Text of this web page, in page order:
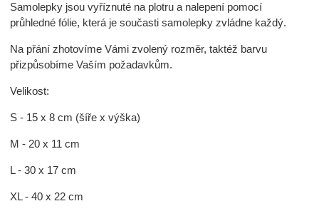
Samolepky jsou vyříznuté na plotru a nalepení pomocí
průhledné fólie, která je současti samolepky zvládne každý.
Na přání zhotovíme Vámi zvolený rozměr, taktéž barvu
přizpůsobíme Vaším požadavkům.
Velikost:
S - 15 x 8 cm (šíře x výška)
M - 20 x 11 cm
L - 30 x 17 cm
XL - 40 x 22 cm